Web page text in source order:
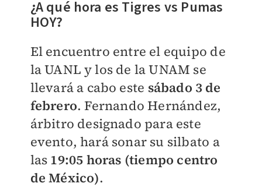
¿A qué hora es Tigres vs Pumas
HOY?
El encuentro entre el equipo de
la UANL y los de la UNAM se
llevará a cabo este sábado 3 de
febrero. Fernando Hernández,
árbitro designado para este
evento, hará sonar su silbato a
las 19:05 horas (tiempo centro
de México).